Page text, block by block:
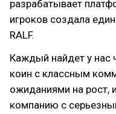
разрабатывает
игроков создала
RALF.
Каждый найдет у нас
коин с классным
ожиданиями на рост,
компанию с